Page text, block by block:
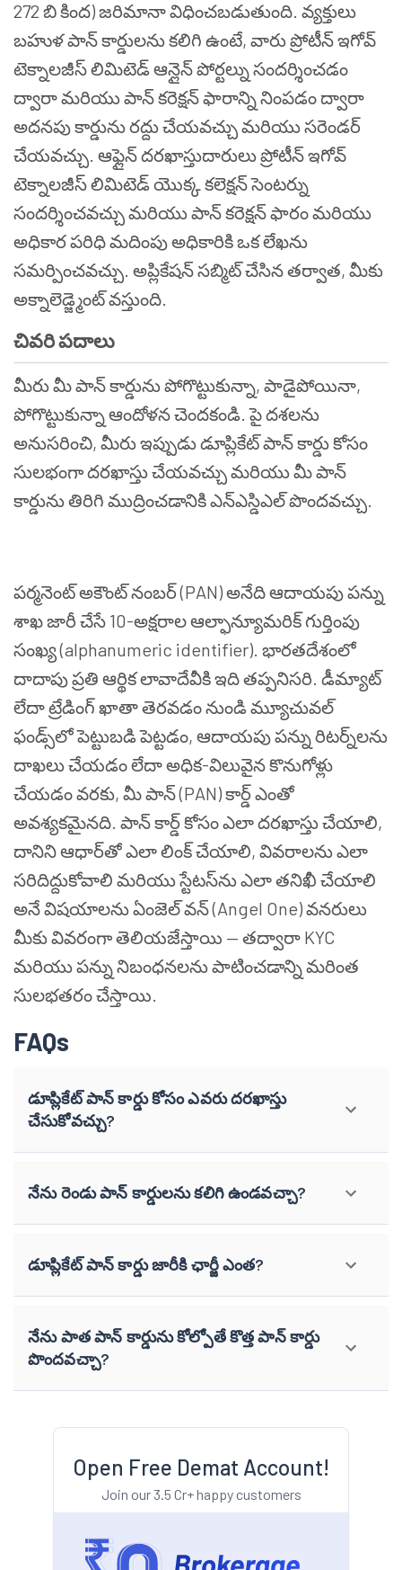
272 బి కింద) జరిమానా విధించబడుతుంది. వ్యక్తులు
బహుళ పాన్ కార్డులను కలిగి ఉంటే, వారు ప్రోటీన్ ఇగోవ్
టెక్నాలజీస్ లిమిటెడ్ ఆన్లైన్ పోర్టల్ను సందర్శించడం
ద్వారా మరియు పాన్ కరెక్షన్ ఫారాన్ని నింపడం ద్వారా
అదనపు కార్డును రద్దు చేయవచ్చు మరియు సరెండర్
చేయవచ్చు. ఆఫ్లైన్ దరఖాస్తుదారులు ప్రోటీన్ ఇగోవ్
టెక్నాలజీస్ లిమిటెడ్ యొక్క కలెక్షన్ సెంటర్ను
సందర్శించవచ్చు మరియు పాన్ కరెక్షన్ ఫారం మరియు
అధికార పరిధి మదింపు అధికారికి ఒక లేఖను
సమర్పించవచ్చు. అప్లికేషన్ సబ్మిట్ చేసిన తర్వాత, మీకు
అక్నాలెడ్జ్మెంట్ వస్తుంది.
చివరి పదాలు
మీరు మీ పాన్ కార్డును పోగొట్టుకున్నా, పాడైపోయినా,
పోగొట్టుకున్నా ఆందోళన చెందకండి. పై దశలను
అనుసరించి, మీరు ఇప్పుడు డూప్లికేట్ పాన్ కార్డు కోసం
సులభంగా దరఖాస్తు చేయవచ్చు మరియు మీ పాన్
కార్డును తిరిగి ముద్రించడానికి ఎన్ఎస్డిఎల్ పొందవచ్చు.
పర్మనెంట్ అకౌంట్ నంబర్ (PAN) అనేది ఆదాయపు పన్ను
శాఖ జారీ చేసే 10-అక్షరాల ఆల్ఫాన్యూమరిక్ గుర్తింపు
సంఖ్య (alphanumeric identifier). భారతదేశంలో
దాదాపు ప్రతి ఆర్థిక లావాదేవీకి ఇది తప్పనిసరి. డీమ్యాట్
లేదా ట్రేడింగ్ ఖాతా తెరవడం నుండి మ్యూచువల్
ఫండ్స్‌లో పెట్టుబడి పెట్టడం, ఆదాయపు పన్ను రిటర్న్‌లను
దాఖలు చేయడం లేదా అధిక-విలువైన కొనుగోళ్లు
చేయడం వరకు, మీ పాన్ (PAN) కార్డ్ ఎంతో
అవశ్యకమైనది. పాన్ కార్డ్ కోసం ఎలా దరఖాస్తు చేయాలి,
దానిని ఆధార్‌తో ఎలా లింక్ చేయాలి, వివరాలను ఎలా
సరిదిద్దుకోవాలి మరియు స్టేటస్‌ను ఎలా తనిఖీ చేయాలి
అనే విషయాలను ఏంజెల్ వన్ (Angel One) వనరులు
మీకు వివరంగా తెలియజేస్తాయి — తద్వారా KYC
మరియు పన్ను నిబంధనలను పాటించడాన్ని మరింత
సులభతరం చేస్తాయి.
FAQs
డూప్లికేట్ పాన్ కార్డు కోసం ఎవరు దరఖాస్తు
చేసుకోవచ్చు?
నేను రెండు పాన్ కార్డులను కలిగి ఉండవచ్చా?
డూప్లికేట్ పాన్ కార్డు జారీకి ఛార్జీ ఎంత?
నేను పాత పాన్ కార్డును కోల్పోతే కొత్త పాన్ కార్డు
పొందవచ్చా?
Open Free Demat Account!
Join our 3.5 Cr+ happy customers